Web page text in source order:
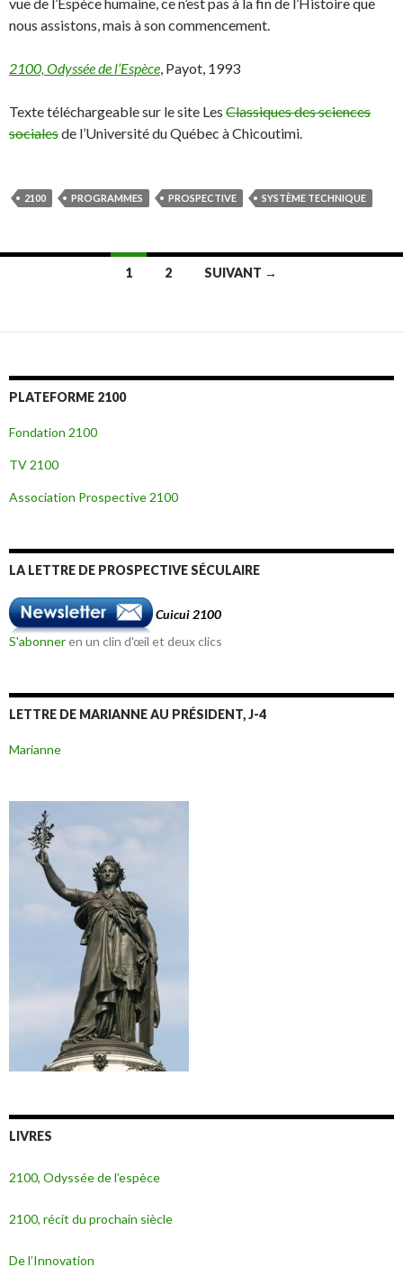
nous assistons, mais à son commencement.
2100, Odyssée de l’Espèce , Payot, 1993
Texte téléchargeable sur le site Les Classiques des sciences
socialesde l’Université du Québec à Chicoutimi.
2100 PROGRAMMES PROSPECTIVE SYSTÈME TECHNIQUE
articles
1 2 SUIVANT →
PLATEFORME 2100
Fondation 2100
TV 2100
Association Prospective 2100
LA LETTRE DE PROSPECTIVE SÉCULAIRE
Cuicui 2100
S'abonneren un clin d'œil et deux clics
LETTRE DE MARIANNE AU PRÉSIDENT, J-4
Marianne
LIVRES
2100, Odyssée de l’espèce
2100, récit du prochain siècle
De l’Innovation